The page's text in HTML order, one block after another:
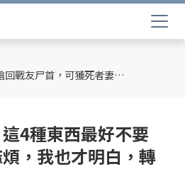
蒙古騎兵有一傳統規矩：若搶回戰友尸首，可獲死者妻妾和全部牲畜
4種東西最好不要
，我也才明白，轉